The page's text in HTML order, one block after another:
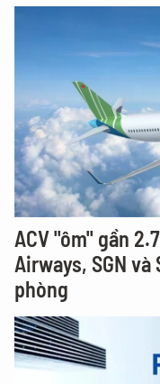
ACV "ôm" gần
Airways, SGN
phòng